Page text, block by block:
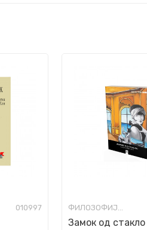
010997 ФИЛОЗОФИЈА И СВЕТОГЛЕД
Замок од стакло